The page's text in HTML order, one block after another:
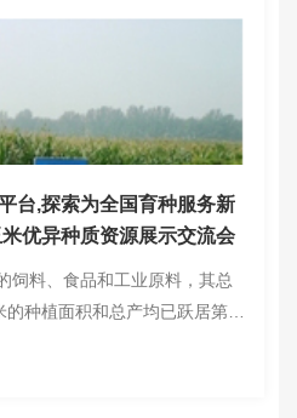
台,探索为全国育种服务新
优异种质资源展示交流会
料、食品和工业原料，其总
种植面积和总产均已跃居第二
源安全、健康安全和增加农民
的作用，...